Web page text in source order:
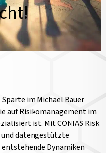
im Michael Bauer
auf Risikomanagement im
ist. Mit CONIAS Risk
datengestützte
Dynamiken